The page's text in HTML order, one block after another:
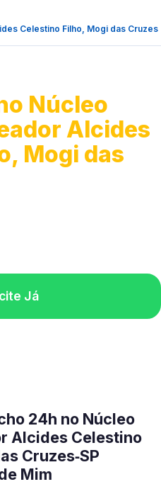
Celestino Filho, Mogi das Cruzes
Núcleo
Alcides
Mogi das
Já
24h no Núcleo
Alcides Celestino
Cruzes‑SP
Mim